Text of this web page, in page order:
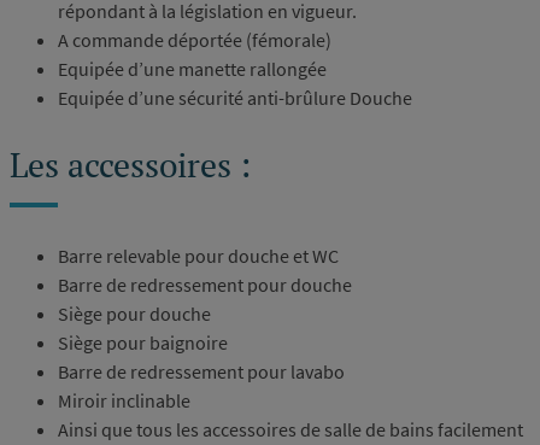
répondant à la législation en vigueur.
A commande déportée (fémorale)
Equipée d’une manette rallongée
Equipée d’une sécurité anti-brûlure Douche
Les accessoires :
Barre relevable pour douche et WC
Barre de redressement pour douche
Siège pour douche
Siège pour baignoire
Barre de redressement pour lavabo
Miroir inclinable
Ainsi que tous les accessoires de salle de bains facilement